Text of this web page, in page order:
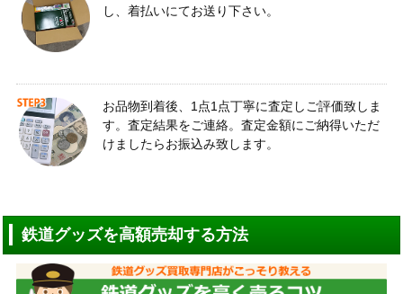
し、着払いにてお送り下さい。
お品物到着後、1点1点丁寧に査定しご評価致しま
す。査定結果をご連絡。査定金額にご納得いただ
けましたらお振込み致します。
鉄道グッズを高額売却する方法